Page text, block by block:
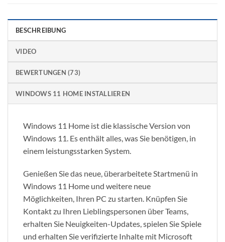
BESCHREIBUNG
VIDEO
BEWERTUNGEN (73)
WINDOWS 11 HOME INSTALLIEREN
Windows 11 Home ist die klassische Version von
Windows 11. Es enthält alles, was Sie benötigen, in
einem leistungsstarken System.
Genießen Sie das neue, überarbeitete Startmenü in
Windows 11 Home und weitere neue
Möglichkeiten, Ihren PC zu starten. Knüpfen Sie
Kontakt zu Ihren Lieblingspersonen über Teams,
erhalten Sie Neuigkeiten-Updates, spielen Sie Spiele
und erhalten Sie verifizierte Inhalte mit Microsoft